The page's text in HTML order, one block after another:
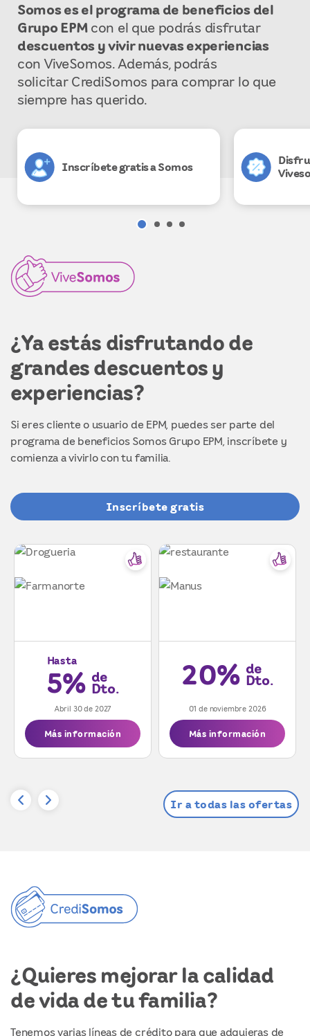
Somos es el programa de beneficios del
Grupo EPM con el que podrás disfrutar
descuentos y vivir nuevas experiencias
con ViveSomos. Además, podrás
solicitar CrediSomos para comprar lo que
siempre has querido.
Inscríbete gratis a Somos
¿Ya estás disfrutando de
grandes descuentos y
experiencias?
Si eres cliente o usuario de EPM, puedes ser parte del
programa de beneficios Somos Grupo EPM, inscríbete y
comienza a vivirlo con tu familia.
Inscríbete gratis
Hasta
5% de
Dto.
Abril 30 de 2027
Más información
20% de
Dto.
01 de noviembre 2026
Más información
Ir a todas las ofertas
¿Quieres mejorar la calidad
de vida de tu familia?
Tenemos varias líneas de crédito para que adquieras de